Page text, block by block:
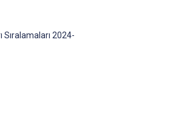
2024-